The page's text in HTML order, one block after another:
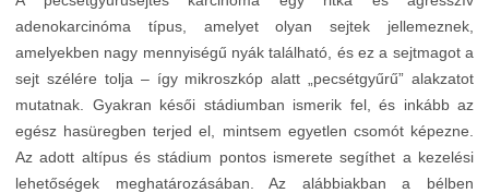
adenokarcinóma típus, amelyet olyan sejtek jellemeznek,
amelyekben nagy mennyiségű nyák található, és ez a sejtmagot a
sejt szélére tolja – így mikroszkóp alatt „pecsétgyűrű” alakzatot
mutatnak. Gyakran késői stádiumban ismerik fel, és inkább az
egész hasüregben terjed el, mintsem egyetlen csomót képezne.
Az adott altípus és stádium pontos ismerete segíthet a kezelési
lehetőségek meghatározásában. Az alábbiakban a bélben